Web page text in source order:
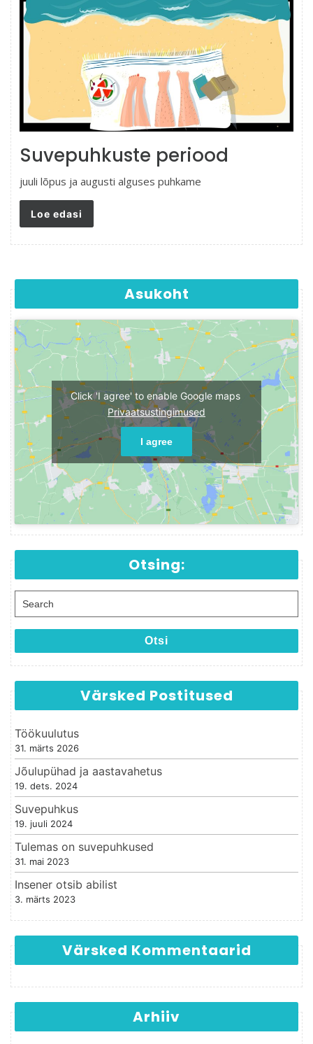
Suvepuhkuste periood
juuli lõpus ja augusti alguses puhkame
Loe edasi
Asukoht
Click 'I agree' to enable Google maps
Privaatsustingimused
I agree
Otsing:
Search for:
Otsi
Värsked Postitused
Töökuulutus
31. märts 2026
Jõulupühad ja aastavahetus
19. dets. 2024
Suvepuhkus
19. juuli 2024
Tulemas on suvepuhkused
31. mai 2023
Insener otsib abilist
3. märts 2023
Värsked Kommentaarid
Arhiiv